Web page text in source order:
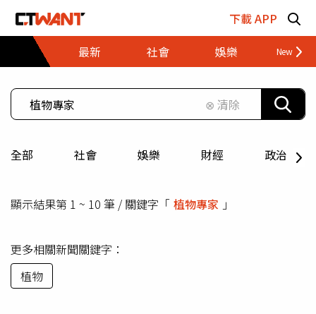
下載 APP
最新
社會 娛樂 財經
⊗ 清除
全部 社會 娛樂 財經 政治
顯示結果第 1 ~ 10 筆 / 關鍵字「 植物專家 」
更多相關新聞關鍵字：
植物